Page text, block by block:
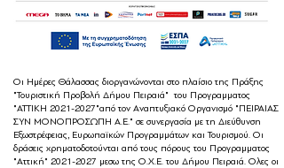
Οι Ημέρες Θάλασσας διοργανώνονται στο πλαίσιο της Πράξης
"Τουριστική Προβολή Δήμου Πειραιά" του Προγραμματος
"ΑΤΤΙΚΗ 2021-2027"από τον Αναπτυξιακό Οργανισμό "ΠΕΙΡΑΙΑΣ
ΣΥΝ ΜΟΝΟΠΡΟΣΩΠΗ Α.Ε." σε συνεργασία με τη Διεύθυνση
Εξωστρέφειας, Ευρωπαϊκών Προγραμμάτων και Τουρισμού. Οι
δράσεις χρηματοδοτούνται από τους πόρους του Προγραμματος
"Αττική" 2021-2027 μεσω της Ο.Χ.Ε. του Δήμου Πειραιά. Ολες οι